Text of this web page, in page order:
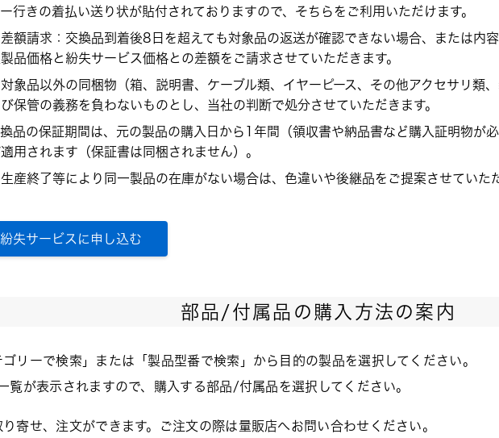
行きの着払い送り状が貼付されておりますので、そちらをご利用いただけます。
額請求：交換品到着後8日を超えても対象品の返送が確認できない場合、または内
品価格と紛失サービス価格との差額をご請求させていただきます。
象品以外の同梱物（箱、説明書、ケーブル類、イヤーピース、その他アクセサリ類
保管の義務を負わないものとし、当社の判断で処分させていただきます。
換品の保証期間は、元の製品の購入日から1年間（領収書や納品書など購入証明物が
用されます（保証書は同梱されません）。
産終了等により同一製品の在庫がない場合は、色違いや後継品をご提案させていた
失サービスに申し込む
部品/付属品の購入方法の案内
リーで検索」または「製品型番で検索」から目的の製品を選択してください。
覧が表示されますので、購入する部品/付属品を選択してください。
寄せ、注文ができます。ご注文の際は量販店へお問い合わせください。